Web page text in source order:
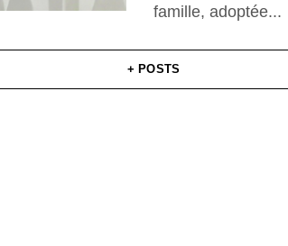
famille, adoptée...
+ POSTS